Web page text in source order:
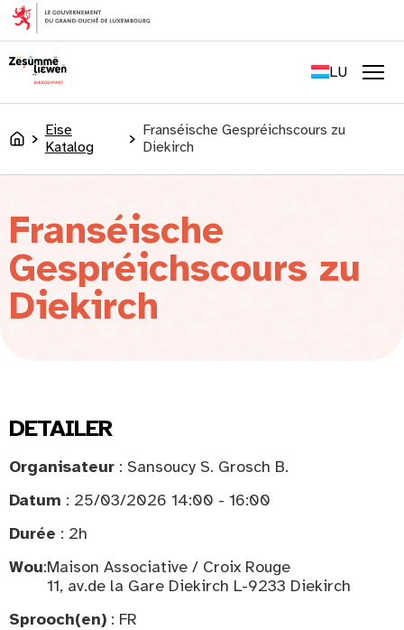
content
LU
DE
Accueil
Eise
Katalog
Franséische Gespréichscours zu
Diekirch
Franséische
Gespréichscours zu
Diekirch
DETAILER
Organisateur : Sansoucy S. Grosch B.
Datum : 25/03/2026 14:00 - 16:00
Durée : 2h
Wou:Maison Associative / Croix Rouge
11, av.de la Gare Diekirch L-9233 Diekirch
Sprooch(en) : FR